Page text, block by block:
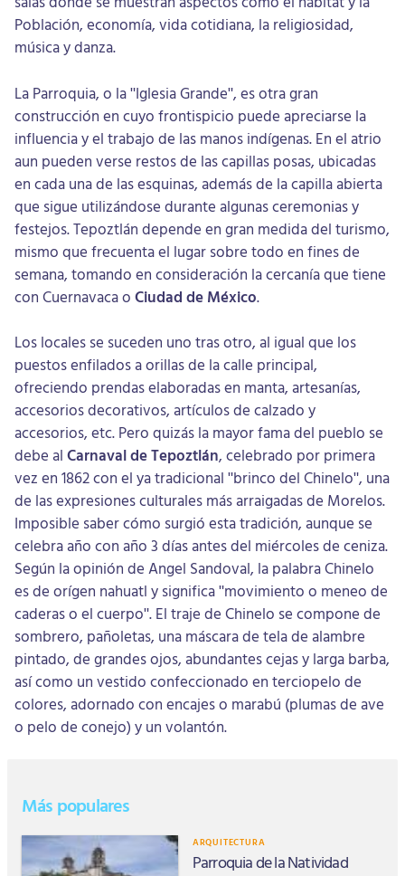
Población, economía, vida cotidiana, la religiosidad,
música y danza.
La Parroquia, o la "Iglesia Grande", es otra gran
construcción en cuyo frontispicio puede apreciarse la
influencia y el trabajo de las manos indígenas. En el atrio
aun pueden verse restos de las capillas posas, ubicadas
en cada una de las esquinas, además de la capilla abierta
que sigue utilizándose durante algunas ceremonias y
festejos. Tepoztlán depende en gran medida del turismo,
mismo que frecuenta el lugar sobre todo en fines de
semana, tomando en consideración la cercanía que tiene
con Cuernavaca o Ciudad de México.
Los locales se suceden uno tras otro, al igual que los
puestos enfilados a orillas de la calle principal,
ofreciendo prendas elaboradas en manta, artesanías,
accesorios decorativos, artículos de calzado y
accesorios, etc. Pero quizás la mayor fama del pueblo se
debe al Carnaval de Tepoztlán, celebrado por primera
vez en 1862 con el ya tradicional "brinco del Chinelo", una
de las expresiones culturales más arraigadas de Morelos.
Imposible saber cómo surgió esta tradición, aunque se
celebra año con año 3 días antes del miércoles de ceniza.
Según la opinión de Angel Sandoval, la palabra Chinelo
es de orígen nahuatl y significa "movimiento o meneo de
caderas o el cuerpo". El traje de Chinelo se compone de
sombrero, pañoletas, una máscara de tela de alambre
pintado, de grandes ojos, abundantes cejas y larga barba,
así como un vestido confeccionado en terciopelo de
colores, adornado con encajes o marabú (plumas de ave
o pelo de conejo) y un volantón.
Más populares
ARQUITECTURA
Parroquia de la Natividad